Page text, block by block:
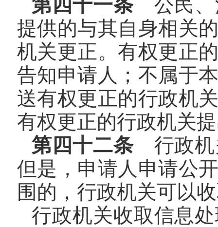
第四十一条公民、
提供的与其自身相关
机关更正。有权更正
告知申请人；不属于
送有权更正的行政机
有权更正的行政机关
第四十二条行政机
但是，申请人申请公
围的，行政机关可以
行政机关收取信息